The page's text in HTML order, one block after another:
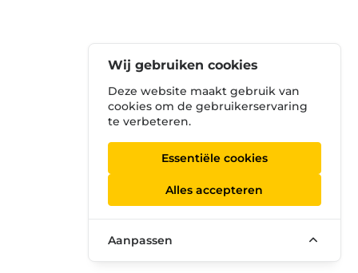
Wij gebruiken cookies
Deze website maakt gebruik van
cookies om de gebruikerservaring
te verbeteren.
Essentiële cookies
Alles accepteren
Aanpassen